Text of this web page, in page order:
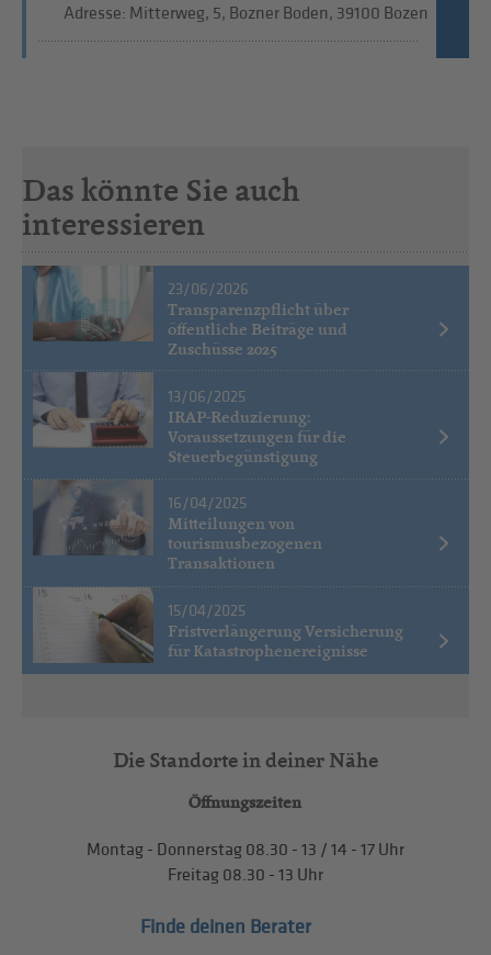
Adresse: Mitterweg, 5, Bozner Boden, 39100 Bozen
Das könnte Sie auch
interessieren
23/06/2026
Transparenzpflicht über
öffentliche Beiträge und
Zuschüsse 2025
13/06/2025
IRAP-Reduzierung:
Voraussetzungen für die
Steuerbegünstigung
16/04/2025
Mitteilungen von
tourismusbezogenen
Transaktionen
15/04/2025
Fristverlängerung Versicherung
für Katastrophenereignisse
Die Standorte in deiner Nähe
Öffnungszeiten
Montag - Donnerstag 08.30 - 13 / 14 - 17 Uhr
Freitag 08.30 - 13 Uhr
Finde deinen Berater